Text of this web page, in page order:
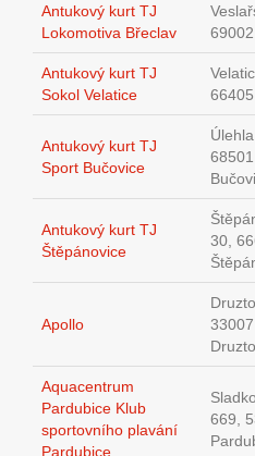
Antukový kurt TJ
Lokomotiva Břeclav
Antukový kurt TJ
Sokol Velatice
Antukový kurt TJ
Sport Bučovice
68501
Antukový kurt TJ
Štěpánovice
30,
Apollo
33007
Aquacentrum
Pardubice Klub
sportovního plavání
Pardubice
669,